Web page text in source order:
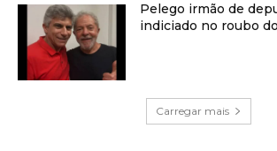
Pelego irmão de
indiciado no roubo
Carregar mais